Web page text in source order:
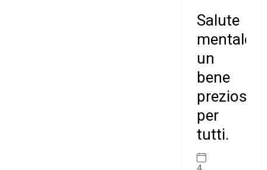
Salute
mentale
un
bene
prezioso
per
tutti.